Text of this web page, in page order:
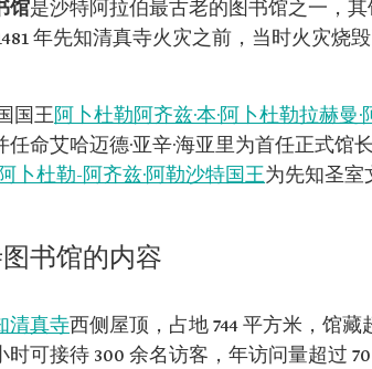
馆是沙特阿拉伯最古老的图书馆之一，
年先知清真寺火灾之前，当时火灾烧
国王阿卜杜勒阿齐兹·本·阿卜杜勒拉赫曼
命艾哈迈德·亚辛·海亚里为首任正式馆
阿卜杜勒-阿齐兹·阿勒沙特国王为先知圣室
书馆的内容
清真寺西侧屋顶，占地 744 平方米，馆藏
时可接待 300 余名访客，年访问量超过 70